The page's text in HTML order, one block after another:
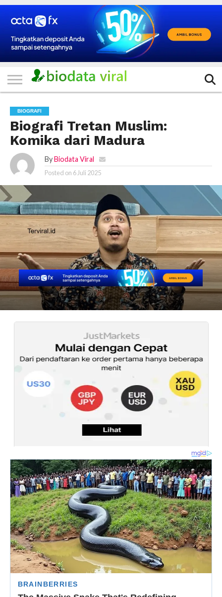
HOME
FILTER
KATEGORI
IKLAN
GRATIS
TERVIRAL
TRADING
KOMUNITAS
BERITA
BISNIS
LAINNYA
BIOGRAFI
Biografi Tretan Muslim:
Komika dari Madura
By Biodata Viral
Posted on 6 Juli 2025